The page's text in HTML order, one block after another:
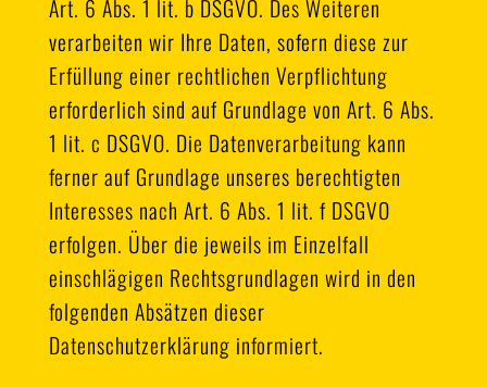
Art. 6 Abs. 1 lit. b DSGVO. Des Weiteren
verarbeiten wir Ihre Daten, sofern diese zur
Erfüllung einer rechtlichen Verpflichtung
erforderlich sind auf Grundlage von Art. 6 Abs.
1 lit. c DSGVO. Die Datenverarbeitung kann
ferner auf Grundlage unseres berechtigten
Interesses nach Art. 6 Abs. 1 lit. f DSGVO
erfolgen. Über die jeweils im Einzelfall
einschlägigen Rechtsgrundlagen wird in den
folgenden Absätzen dieser
Datenschutzerklärung informiert.